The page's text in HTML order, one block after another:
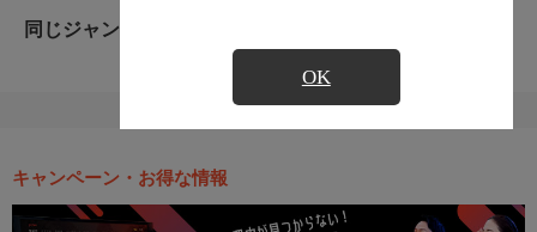
OK
同じジャンルのおすすめ番組
キャンペーン・お得な情報